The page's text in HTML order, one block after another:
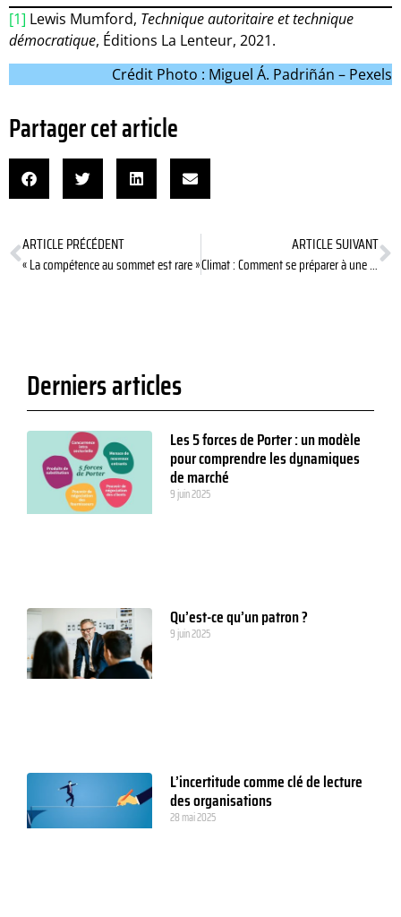
[1] Lewis Mumford, Technique autoritaire et technique
démocratique, Éditions La Lenteur, 2021.
Crédit Photo : Miguel Á. Padriñán – Pexels
Partager cet article
ARTICLE PRÉCÉDENT
« La compétence au sommet est rare »
ARTICLE SUIVANT
Climat : Comment se préparer à une adaptation radicale ?
Derniers articles
Les 5 forces de Porter : un modèle
pour comprendre les dynamiques
de marché
9 juin 2025
Qu’est-ce qu’un patron ?
9 juin 2025
L’incertitude comme clé de lecture
des organisations
28 mai 2025